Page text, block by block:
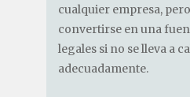
cualquier empresa,
convertirse en una
legales si no se lleva a
adecuadamente.